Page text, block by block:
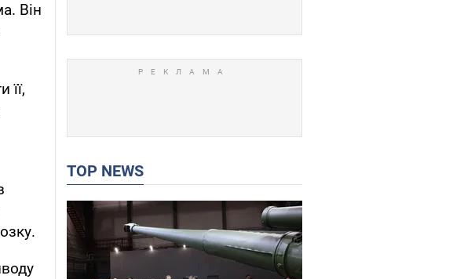
Він
її,
TOP NEWS